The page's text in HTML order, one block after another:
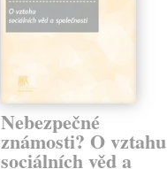
Nebezpečné
známosti? O vztahu
sociálních věd a